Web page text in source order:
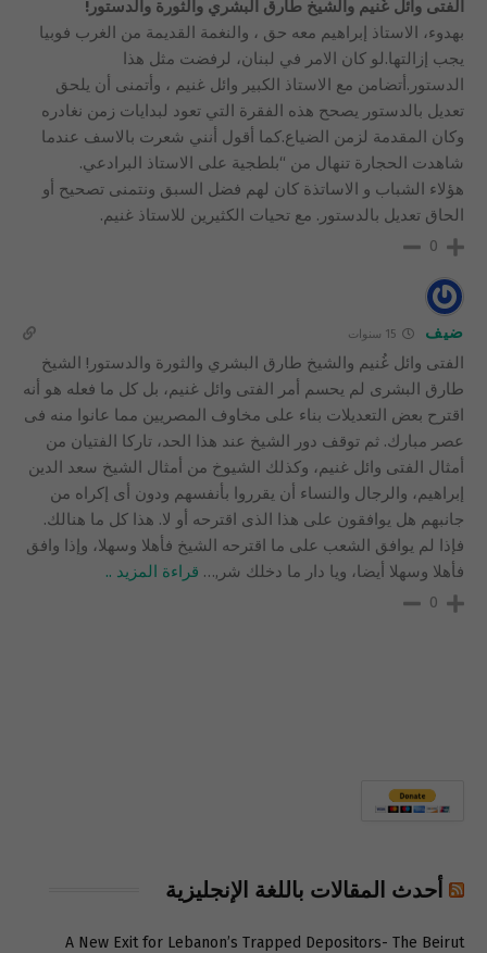
الفتى وائل غُنيم والشيخ طارق البشري والثورة والدستور!
بهدوء، الاستاذ إبراهيم معه حق ، والنغمة القديمة من الغرب فوبيا
يجب إزالتها.لو كان الامر في لبنان، لرفضت مثل هذا
الدستور.أتضامن مع الاستاذ الكبير وائل غنيم ، وأتمنى أن يلحق
تعديل بالدستور يصحح هذه الفقرة التي تعود لبدايات زمن نغادره
وكان المقدمة لزمن الضياع.كما أقول أنني شعرت بالاسف عندما
شاهدت الحجارة تنهال من “بلطجية على الاستاذ البرادعي.
هؤلاء الشباب و الاساتذة كان لهم فضل السبق ونتمنى تصحيح أو
الحاق تعديل بالدستور. مع تحيات الكثيرين للاستاذ غنيم.
0
ضيف 15 سنوات
الفتى وائل غُنيم والشيخ طارق البشري والثورة والدستور! الشيخ
طارق البشرى لم يحسم أمر الفتى وائل غنيم، بل كل ما فعله هو أنه
اقترح بعض التعديلات بناء على مخاوف المصريين مما عانوا منه فى
عصر مبارك. ثم توقف دور الشيخ عند هذا الحد، تاركا الفتيان من
أمثال الفتى وائل غنيم، وكذلك الشيوخ من أمثال الشيخ سعد الدين
إبراهيم، والرجال والنساء أن يقرروا بأنفسهم ودون أى إكراه من
جانبهم هل يوافقون على هذا الذى اقترحه أو لا. هذا كل ما هنالك.
فإذا لم يوافق الشعب على ما اقترحه الشيخ فأهلا وسهلا، وإذا وافق
فأهلا وسهلا أيضا، ويا دار ما دخلك شر,… قراءة المزيد ..
0
أحدث المقالات باللغة الإنجليزية
A New Exit for Lebanon’s Trapped Depositors- The Beirut